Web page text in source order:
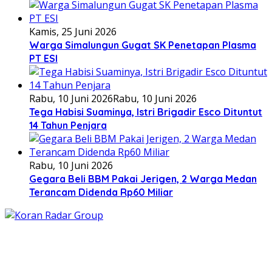
Kamis, 25 Juni 2026
Warga Simalungun Gugat SK Penetapan Plasma
PT ESI
Rabu, 10 Juni 2026Rabu, 10 Juni 2026
Tega Habisi Suaminya, Istri Brigadir Esco Dituntut
14 Tahun Penjara
Rabu, 10 Juni 2026
Gegara Beli BBM Pakai Jerigen, 2 Warga Medan
Terancam Didenda Rp60 Miliar